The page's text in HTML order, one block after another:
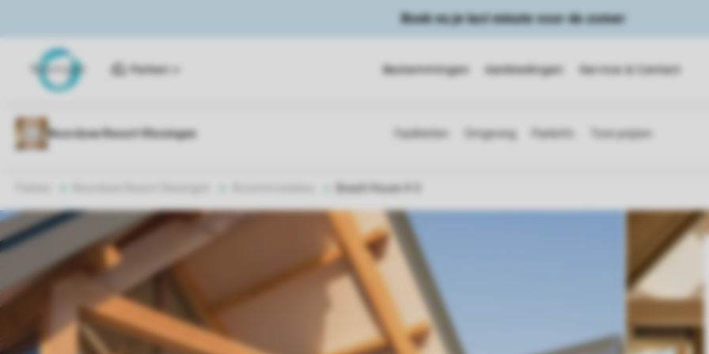
Boek nu je last minute voor de zomer
Parken Bestemmingen Aanbiedingen Service & Contact
Beach House 4-5